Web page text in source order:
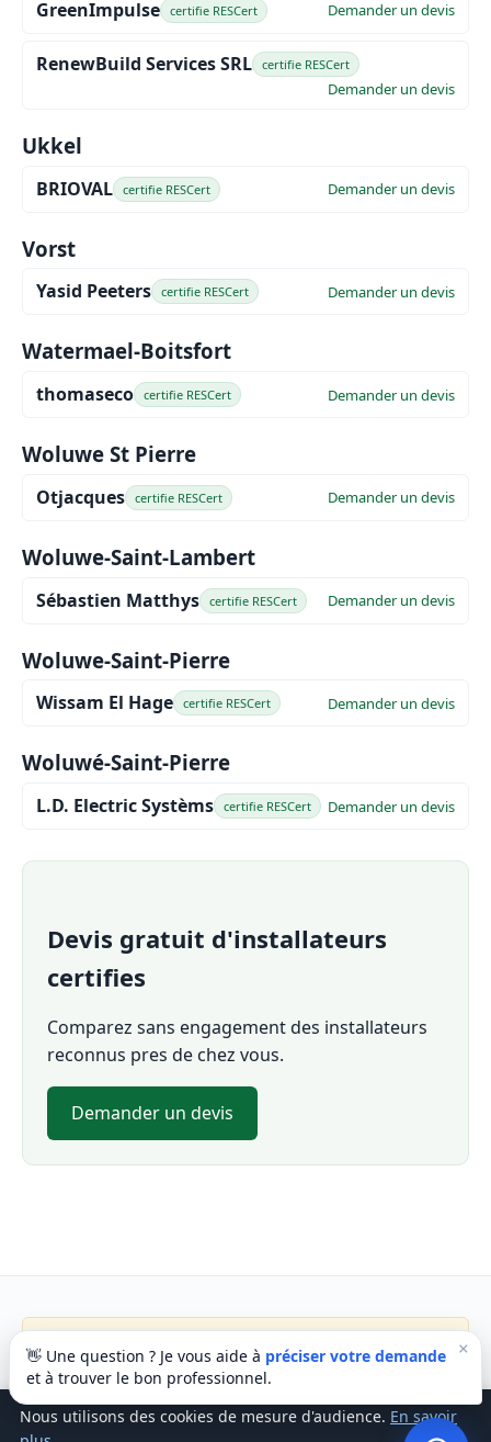
GreenImpulse certifie RESCert Demander un devis
RenewBuild Services SRL certifie RESCert
Demander un devis
Ukkel
BRIOVAL certifie RESCert Demander un devis
Vorst
Yasid Peeters certifie RESCert Demander un devis
Watermael-Boitsfort
thomaseco certifie RESCert Demander un devis
Woluwe St Pierre
Otjacques certifie RESCert Demander un devis
Woluwe-Saint-Lambert
Sébastien Matthys certifie RESCert Demander un devis
Woluwe-Saint-Pierre
Wissam El Hage certifie RESCert Demander un devis
Woluwé-Saint-Pierre
L.D. Electric Systèms certifie RESCert Demander un devis
Devis gratuit d'installateurs
certifies
Comparez sans engagement des installateurs
reconnus pres de chez vous.
Demander un devis
Non affilie a l'asbl QUEST ni aux labels NRQual / RESCert. Les
certifications officielles sont consultables sur rescert.be.
© Quest for Quality ·
Nous utilisons des cookies de mesure d'audience. En savoir
×
👋 Une question ? Je vous aide à préciser votre demande
et à trouver le bon professionnel.